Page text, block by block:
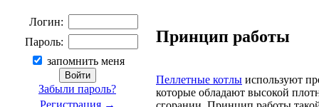
Логин:
Пароль:
запомнить меня
Забыли пароль?
Принцип работы
Пеллетные котлы используют
которые обладают высокой